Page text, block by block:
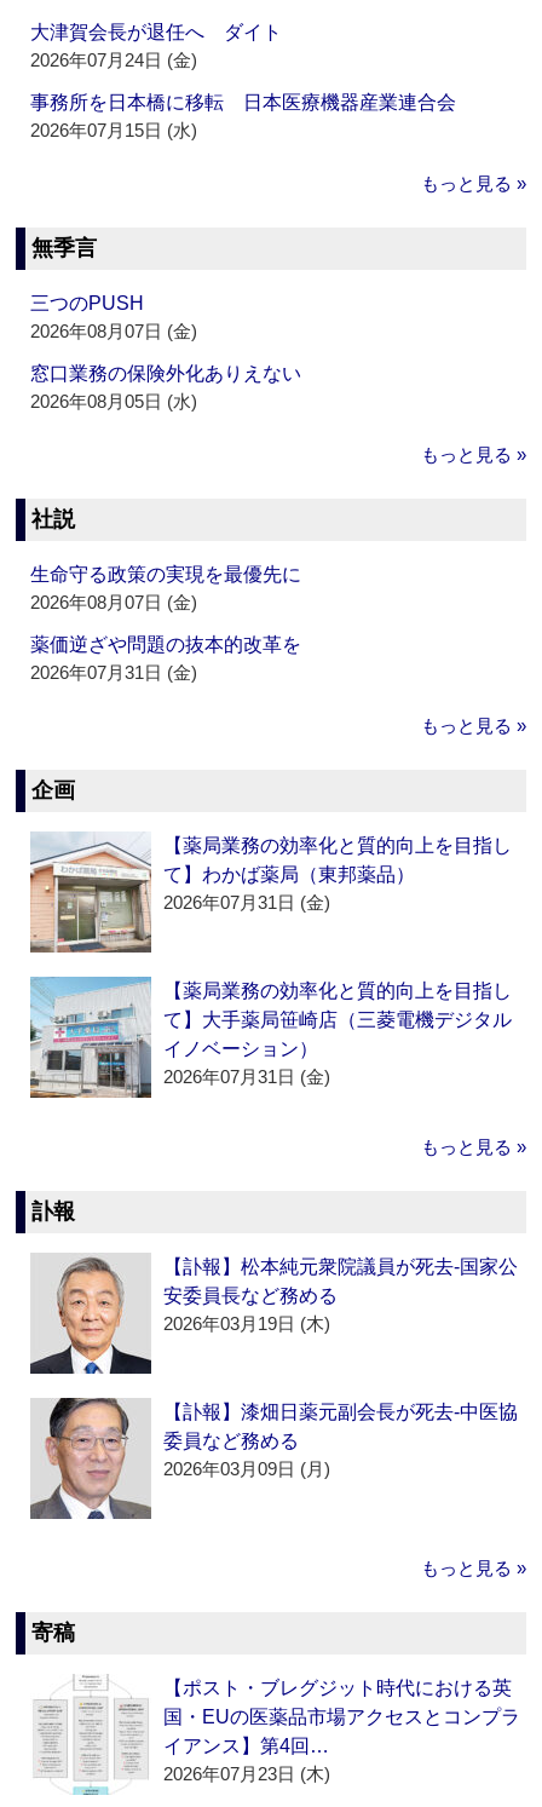
大津賀会長が退任へ ダイト
2026年07月24日 (金)
事務所を日本橋に移転 日本医療機器産業連合会
2026年07月15日 (水)
もっと見る »
無季言
三つのPUSH
2026年08月07日 (金)
窓口業務の保険外化ありえない
2026年08月05日 (水)
もっと見る »
社説
生命守る政策の実現を最優先に
2026年08月07日 (金)
薬価逆ざや問題の抜本的改革を
2026年07月31日 (金)
もっと見る »
企画
【薬局業務の効率化と質的向上を目指し
て】わかば薬局（東邦薬品）
2026年07月31日 (金)
【薬局業務の効率化と質的向上を目指し
て】大手薬局笹崎店（三菱電機デジタル
イノベーション）
2026年07月31日 (金)
もっと見る »
訃報
【訃報】松本純元衆院議員が死去‐国家公
安委員長など務める
2026年03月19日 (木)
【訃報】漆畑日薬元副会長が死去‐中医協
委員など務める
2026年03月09日 (月)
もっと見る »
寄稿
【ポスト・ブレグジット時代における英
国・EUの医薬品市場アクセスとコンプラ
イアンス】第4回…
2026年07月23日 (木)